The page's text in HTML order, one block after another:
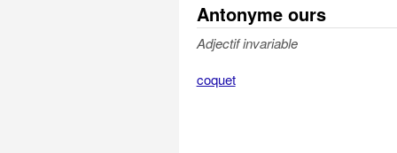
Antonyme ours
Adjectif invariable
coquet